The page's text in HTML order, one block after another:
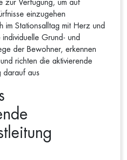
zur Verfügung, um auf
einzugehen
im Stationsalltag mit Herz und
individuelle Grund- und
der Bewohner, erkennen
richten die aktivierende
darauf aus